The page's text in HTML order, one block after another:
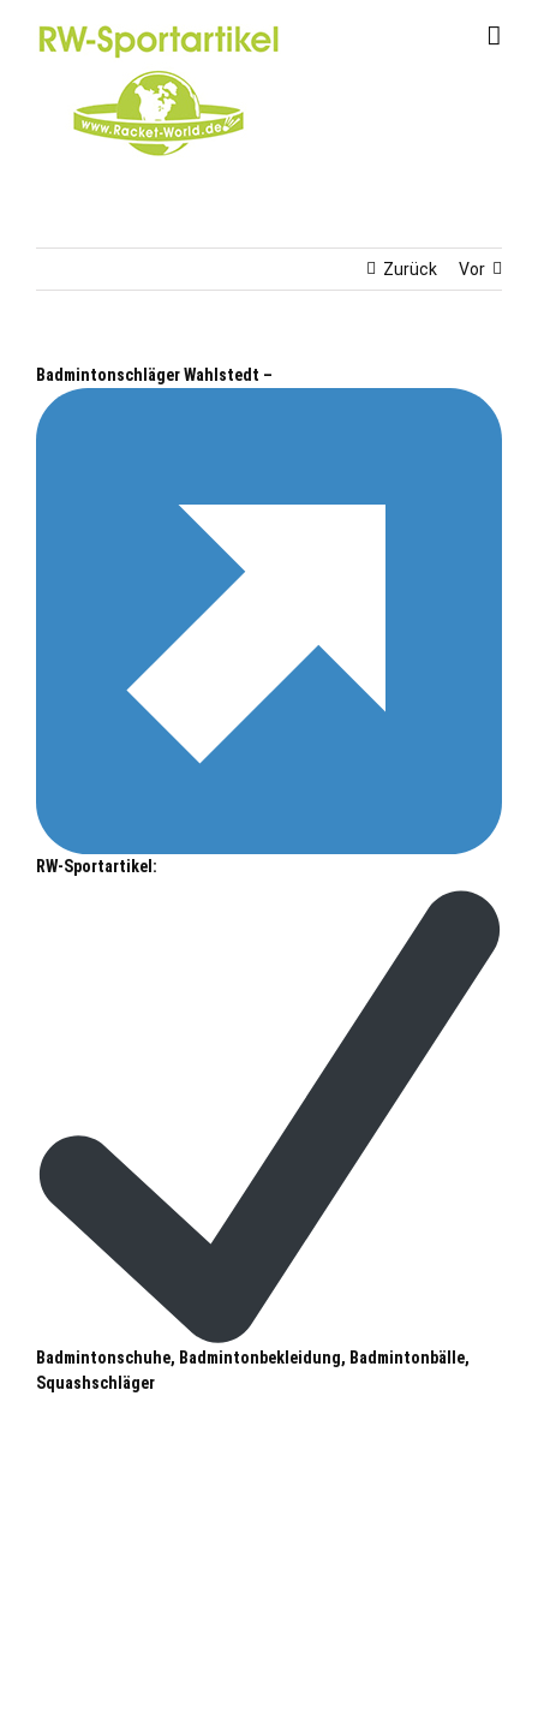
Zurück Vor
Badmintonschläger Wahlstedt –
RW-Sportartikel:
Badmintonschuhe, Badmintonbekleidung, Badmintonbälle,
Squashschläger